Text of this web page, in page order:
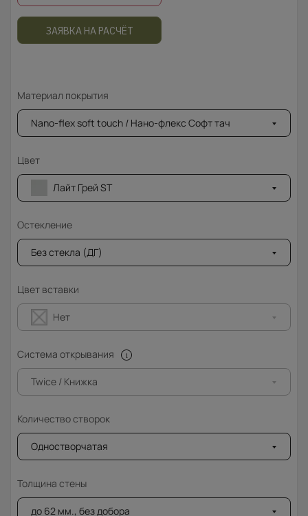
ЗАЯВКА НА РАСЧЁТ
Материал покрытия
Nano-flex soft touch / Нано-флекс Софт тач
Цвет
Лайт Грей ST
Остекление
Без стекла (ДГ)
Цвет вставки
Нет
Система открывания
Twice / Книжка
Количество створок
Одностворчатая
Толщина стены
до 62 мм., без добора